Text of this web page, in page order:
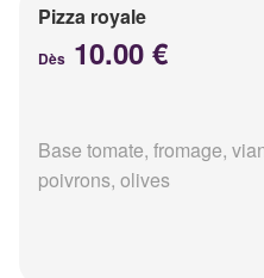
Pizza royale
Dès 10.00 €
Base tomate, fromage,
poivrons, olives